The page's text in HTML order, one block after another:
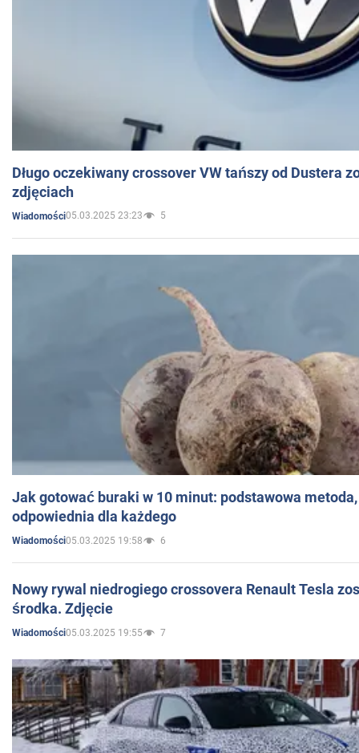
Długo oczekiwany crossover VW tańszy od Dustera
zdjęciach
Wiadomości05.03.2025 23:23 5
Jak gotować buraki w 10 minut: podstawowa
odpowiednia dla każdego
Wiadomości05.03.2025 19:58 6
Nowy rywal niedrogiego crossovera Renault Tesla
środka. Zdjęcie
Wiadomości05.03.2025 19:55 7